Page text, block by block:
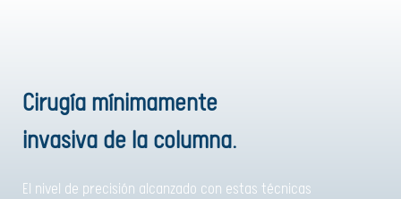
Cirugía mínimamente
invasiva de la columna.
El nivel de precisión alcanzado con estas técnicas